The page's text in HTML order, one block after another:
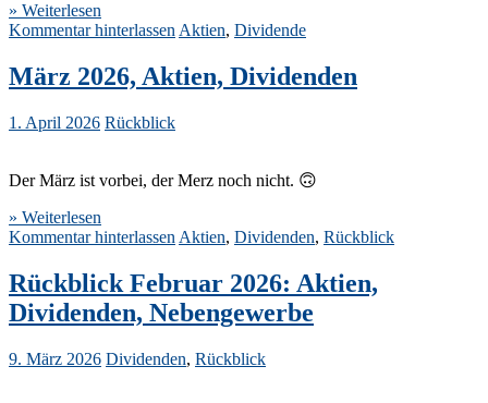
» Weiterlesen
Kommentar hinterlassen Aktien, Dividende
März 2026, Aktien, Dividenden
1. April 2026 Rückblick
Der März ist vorbei, der Merz noch nicht. 🙃
» Weiterlesen
Kommentar hinterlassen Aktien, Dividenden, Rückblick
Rückblick Februar 2026: Aktien,
Dividenden, Nebengewerbe
9. März 2026 Dividenden, Rückblick